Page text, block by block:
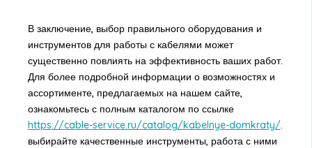
В заключение, выбор правильного оборудования и
инструментов для работы с кабелями может
существенно повлиять на эффективность ваших работ.
Для более подробной информации о возможностях и
ассортименте, предлагаемых на нашем сайте,
ознакомьтесь с полным каталогом по ссылке
https://cable-service.ru/catalog/kabelnye-domkraty/.
выбирайте качественные инструменты, работа с ними